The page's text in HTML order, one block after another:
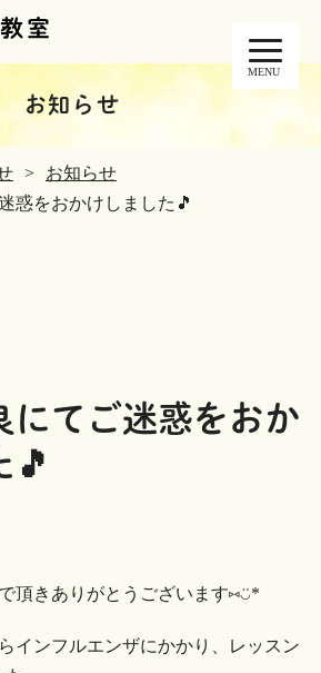
MENU
お知らせ
お知らせ
惑をおかけしました🎵
にてご迷惑をおか
🎵
頂きありがとうございます⑅︎◡̈︎*
インフルエンザにかかり、レッスン